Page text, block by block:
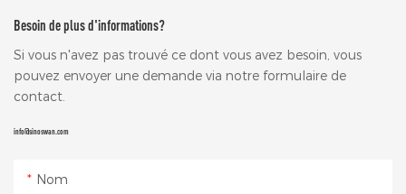
Besoin de plus d'informations?
Si vous n'avez pas trouvé ce dont vous avez besoin, vous
pouvez envoyer une demande via notre formulaire de
contact.
info@sinoswan.com
Nom